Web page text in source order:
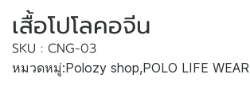
เสื้อโปโลคอจีน
SKU : CNG-03
หมวดหมู่:Polozy shop,POLO LIFE WEAR